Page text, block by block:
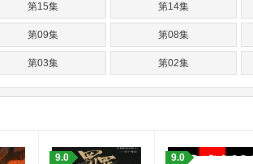
第15集 第14集
第09集 第08集
第03集 第02集
9.0 9.0